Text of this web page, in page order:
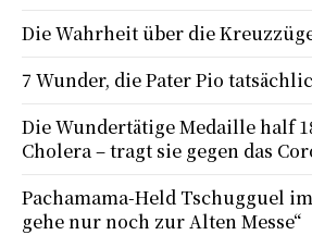
Die Wahrheit über die
7 Wunder, die Pater Pio
Die Wundertätige Medaille half
Cholera – tragt sie gegen das
Pachamama-Held Tschugguel
gehe nur noch zur Alten Messe“